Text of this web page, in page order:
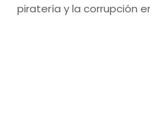
piratería y la corrupción